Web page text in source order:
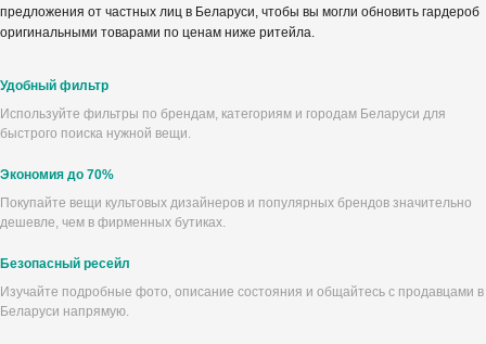
предложения от частных лиц в Беларуси, чтобы вы могли обновить гардероб
оригинальными товарами по ценам ниже ритейла.
Удобный фильтр
Используйте фильтры по брендам, категориям и городам Беларуси для
быстрого поиска нужной вещи.
Экономия до 70%
Покупайте вещи культовых дизайнеров и популярных брендов значительно
дешевле, чем в фирменных бутиках.
Безопасный ресейл
Изучайте подробные фото, описание состояния и общайтесь с продавцами в
Беларуси напрямую.